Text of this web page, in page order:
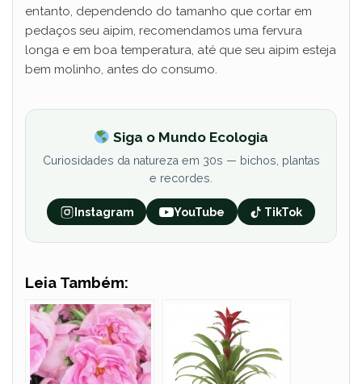
entanto, dependendo do tamanho que cortar em
pedaços seu aipim, recomendamos uma fervura
longa e em boa temperatura, até que seu aipim esteja
bem molinho, antes do consumo.
Siga o Mundo Ecologia
Curiosidades da natureza em 30s — bichos, plantas
e recordes.
Instagram YouTube TikTok
Leia Também: